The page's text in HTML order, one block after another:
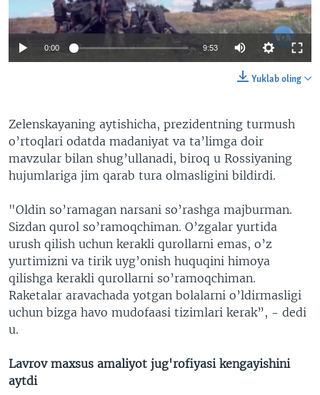
0:00 9:53
Yuklab oling
Zelenskayaning aytishicha, prezidentning turmush
o’rtoqlari odatda madaniyat va ta’limga doir
mavzular bilan shug’ullanadi, biroq u Rossiyaning
hujumlariga jim qarab tura olmasligini bildirdi.
"Oldin so’ramagan narsani so’rashga majburman.
Sizdan qurol so’ramoqchiman. O’zgalar yurtida
urush qilish uchun kerakli qurollarni emas, o’z
yurtimizni va tirik uyg’onish huquqini himoya
qilishga kerakli qurollarni so’ramoqchiman.
Raketalar aravachada yotgan bolalarni o’ldirmasligi
uchun bizga havo mudofaasi tizimlari kerak”, - dedi
u.
Lavrov maxsus amaliyot jug'rofiyasi kengayishini
aytdi